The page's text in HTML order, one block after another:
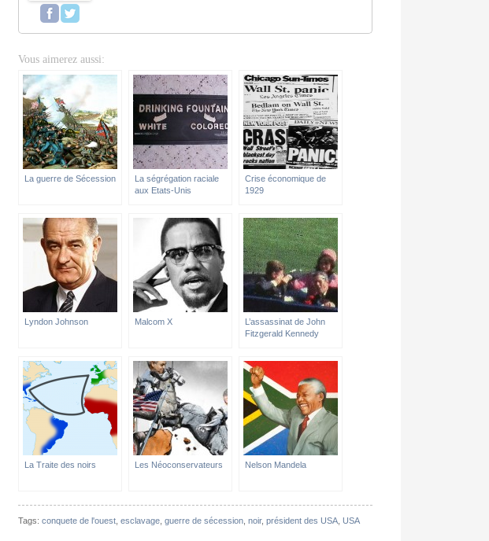
Vous aimerez aussi:
La guerre de Sécession
La ségrégation raciale
aux Etats-Unis
Crise économique de
1929
Lyndon Johnson Malcom X
L’assassinat de John
Fitzgerald Kennedy
La Traite des noirs Les Néoconservateurs Nelson Mandela
Tags: conquete de l'ouest esclavage guerre de sécession noir, président des USA USA